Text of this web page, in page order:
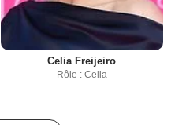
Celia Freijeiro
Rôle : Celia